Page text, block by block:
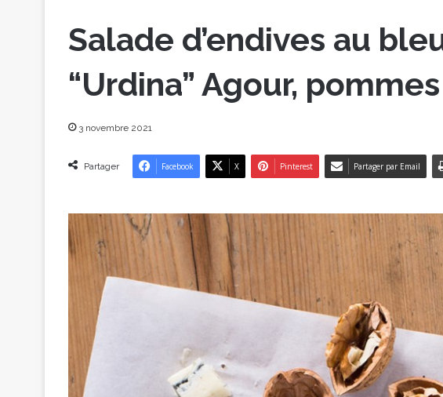
Salade d’endives au
“Urdina” Agour,
3 novembre 2021
Partager Facebook X Pinterest Partager par Email